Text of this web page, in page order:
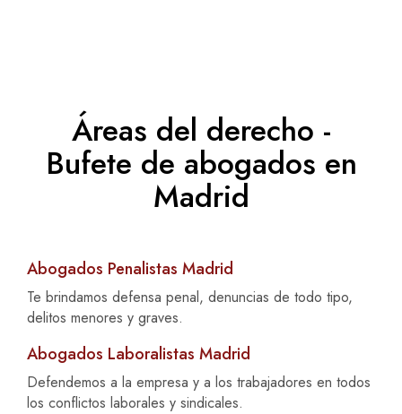
Áreas del derecho -
Bufete de abogados en
Madrid
Abogados Penalistas Madrid
Te brindamos defensa penal, denuncias de todo tipo,
delitos menores y graves.
Abogados Laboralistas Madrid
Defendemos a la empresa y a los trabajadores en todos
los conflictos laborales y sindicales.